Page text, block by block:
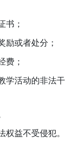
书；
励或者处分；
费；
学活动的非法干
权益不受侵犯。